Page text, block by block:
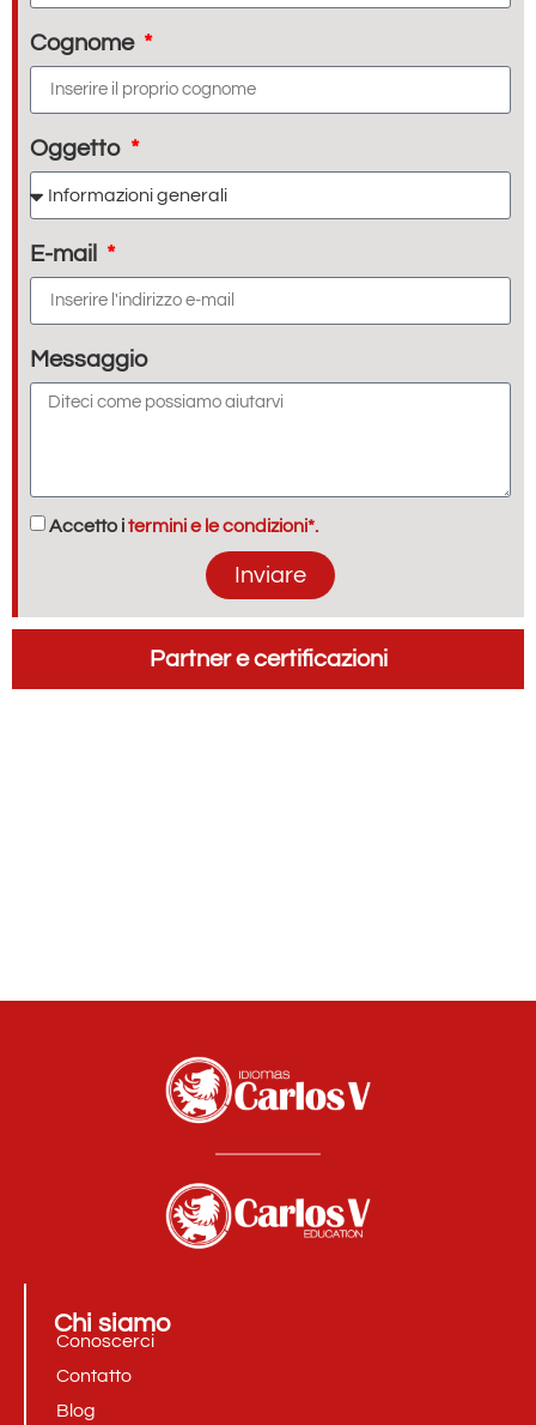
Cognome
Oggetto
E-mail
Messaggio
Accetto itermini e le condizioni*.
Inviare
Partner e certificazioni
Chi siamo
Conoscerci
Contatto
Blog